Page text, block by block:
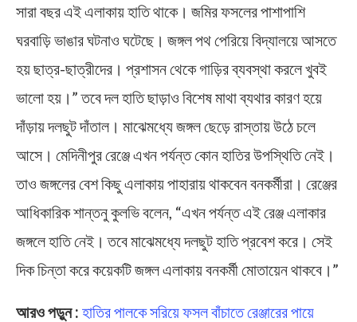
সারা বছর এই এলাকায় হাতি থাকে। জমির ফসলের পাশাপাশি
ঘরবাড়ি ভাঙার ঘটনাও ঘটেছে। জঙ্গল পথ পেরিয়ে বিদ্যালয়ে আসতে
হয় ছাত্র-ছাত্রীদের। প্রশাসন থেকে গাড়ির ব্যবস্থা করলে খুবই
ভালো হয়।” তবে দল হাতি ছাড়াও বিশেষ মাথা ব্যথার কারণ হয়ে
দাঁড়ায় দলছুট দাঁতাল। মাঝেমধ্যে জঙ্গল ছেড়ে রাস্তায় উঠে চলে
আসে। মেদিনীপুর রেঞ্জে এখন পর্যন্ত কোন হাতির উপস্থিতি নেই।
তাও জঙ্গলের বেশ কিছু এলাকায় পাহারায় থাকবেন বনকর্মীরা। রেঞ্জের
আধিকারিক শান্তনু কুলভি বলেন, “এখন পর্যন্ত এই রেঞ্জ এলাকার
জঙ্গলে হাতি নেই। তবে মাঝেমধ্যে দলছুট হাতি প্রবেশ করে। সেই
দিক চিন্তা করে কয়েকটি জঙ্গল এলাকায় বনকর্মী মোতায়েন থাকবে।”
আরও পড়ুন : হাতির পালকে সরিয়ে ফসল বাঁচাতে রেঞ্জারের পায়ে